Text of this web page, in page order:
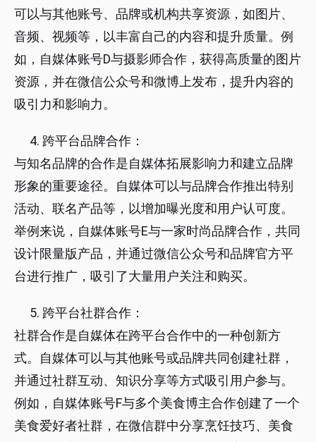
可以与其他账号、品牌或机构共享资源，如图片、
音频、视频等，以丰富自己的内容和提升质量。例
如，自媒体账号D与摄影师合作，获得高质量的图片
资源，并在微信公众号和微博上发布，提升内容的
吸引力和影响力。
跨平台品牌合作：
与知名品牌的合作是自媒体拓展影响力和建立品牌
形象的重要途径。自媒体可以与品牌合作推出特别
活动、联名产品等，以增加曝光度和用户认可度。
举例来说，自媒体账号E与一家时尚品牌合作，共同
设计限量版产品，并通过微信公众号和品牌官方平
台进行推广，吸引了大量用户关注和购买。
跨平台社群合作：
社群合作是自媒体在跨平台合作中的一种创新方
式。自媒体可以与其他账号或品牌共同创建社群，
并通过社群互动、知识分享等方式吸引用户参与。
例如，自媒体账号F与多个美食博主合作创建了一个
美食爱好者社群，在微信群中分享烹饪技巧、美食